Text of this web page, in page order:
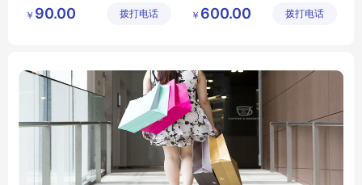
垫子作用
有限公司
￥ 90.00 拨打电话
有限公司
￥ 600.00 拨打电话